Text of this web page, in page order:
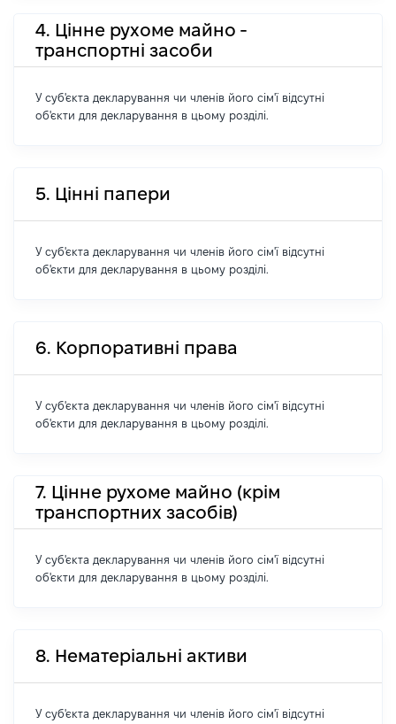
4. Цінне рухоме майно -
транспортні засоби
У суб'єкта декларування чи членів його сім'ї відсутні
об'єкти для декларування в цьому розділі.
5. Цінні папери
У суб'єкта декларування чи членів його сім'ї відсутні
об'єкти для декларування в цьому розділі.
6. Корпоративні права
У суб'єкта декларування чи членів його сім'ї відсутні
об'єкти для декларування в цьому розділі.
7. Цінне рухоме майно (крім
транспортних засобів)
У суб'єкта декларування чи членів його сім'ї відсутні
об'єкти для декларування в цьому розділі.
8. Нематеріальні активи
У суб'єкта декларування чи членів його сім'ї відсутні